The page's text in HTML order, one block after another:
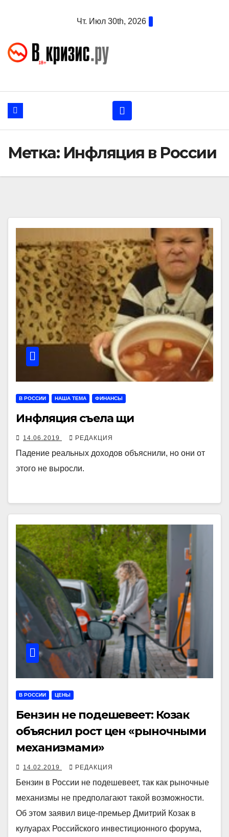
Чт. Июл 30th, 2026
Метка: Инфляция в России
В РОССИИ НАША ТЕМА ФИНАНСЫ
Инфляция съела щи
14.06.2019 РЕДАКЦИЯ
Падение реальных доходов объяснили, но они от
этого не выросли.
В РОССИИ ЦЕНЫ
Бензин не подешевеет: Козак
объяснил рост цен «рыночными
механизмами»
14.02.2019 РЕДАКЦИЯ
Бензин в России не подешевеет, так как рыночные
механизмы не предполагают такой возможности.
Об этом заявил вице-премьер Дмитрий Козак в
кулуарах Российского инвестиционного форума,